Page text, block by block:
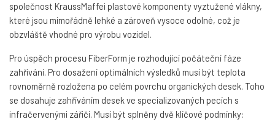
společnost KraussMaffei plastové komponenty vyztužené vlákny,
které jsou mimořádně lehké a zároveň vysoce odolné, což je
obzvláště vhodné pro výrobu vozidel.
Pro úspěch procesu FiberForm je rozhodující počáteční fáze
zahřívání. Pro dosažení optimálních výsledků musí být teplota
rovnoměrně rozložena po celém povrchu organických desek. Toho
se dosahuje zahříváním desek ve specializovaných pecích s
infračervenými zářiči. Musí být splněny dvě klíčové podmínky: